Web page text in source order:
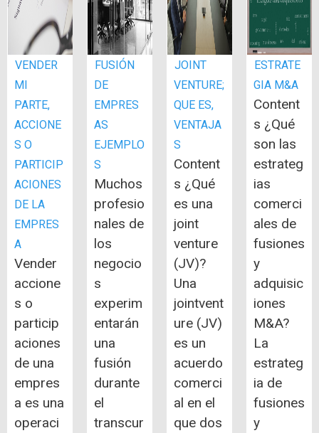
VENDER
MI
PARTE,
ACCIONE
S O
PARTICIP
ACIONES
DE LA
EMPRES
A
Vender
accione
s o
particip
aciones
de una
empres
a es una
operaci
FUSIÓN
DE
EMPRES
AS
EJEMPLO
S
Muchos
profesio
nales de
los
negocio
s
experim
entarán
una
fusión
durante
el
transcur
JOINT
VENTURE;
QUE ES,
VENTAJA
S
Content
s ¿Qué
es una
joint
venture
(JV)?
Una
jointvent
ure (JV)
es un
acuerdo
comerci
al en el
que dos
ESTRATE
GIA M&A
Content
s ¿Qué
son las
estrateg
ias
comerci
ales de
fusiones
y
adquisic
iones
M&A?
La
estrateg
ia de
fusiones
y